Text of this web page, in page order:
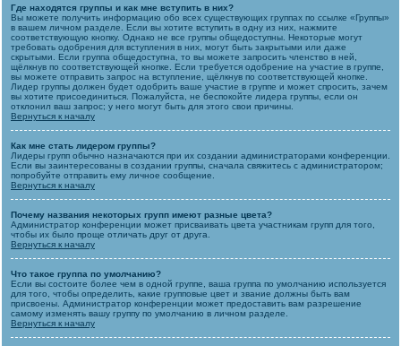
Где находятся группы и как мне вступить в них?
Вы можете получить информацию обо всех существующих группах по ссылке «Группы»
в вашем личном разделе. Если вы хотите вступить в одну из них, нажмите
соответствующую кнопку. Однако не все группы общедоступны. Некоторые могут
требовать одобрения для вступления в них, могут быть закрытыми или даже
скрытыми. Если группа общедоступна, то вы можете запросить членство в ней,
щёлкнув по соответствующей кнопке. Если требуется одобрение на участие в группе,
вы можете отправить запрос на вступление, щёлкнув по соответствующей кнопке.
Лидер группы должен будет одобрить ваше участие в группе и может спросить, зачем
вы хотите присоединиться. Пожалуйста, не беспокойте лидера группы, если он
отклонил ваш запрос; у него могут быть для этого свои причины.
Вернуться к началу
Как мне стать лидером группы?
Лидеры групп обычно назначаются при их создании администраторами конференции.
Если вы заинтересованы в создании группы, сначала свяжитесь с администратором;
попробуйте отправить ему личное сообщение.
Вернуться к началу
Почему названия некоторых групп имеют разные цвета?
Администратор конференции может присваивать цвета участникам групп для того,
чтобы их было проще отличать друг от друга.
Вернуться к началу
Что такое группа по умолчанию?
Если вы состоите более чем в одной группе, ваша группа по умолчанию используется
для того, чтобы определить, какие групповые цвет и звание должны быть вам
присвоены. Администратор конференции может предоставить вам разрешение
самому изменять вашу группу по умолчанию в личном разделе.
Вернуться к началу